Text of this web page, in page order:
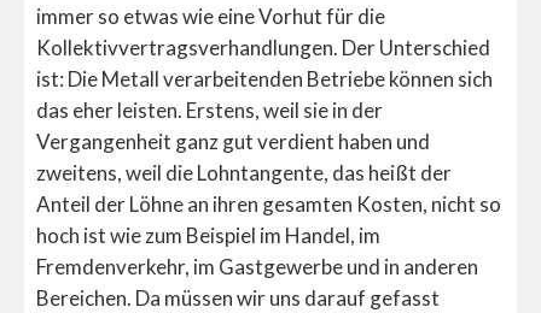
immer so etwas wie eine Vorhut für die
Kollektivvertragsverhandlungen. Der Unterschied
ist: Die Metall verarbeitenden Betriebe können sich
das eher leisten. Erstens, weil sie in der
Vergangenheit ganz gut verdient haben und
zweitens, weil die Lohntangente, das heißt der
Anteil der Löhne an ihren gesamten Kosten, nicht so
hoch ist wie zum Beispiel im Handel, im
Fremdenverkehr, im Gastgewerbe und in anderen
Bereichen. Da müssen wir uns darauf gefasst